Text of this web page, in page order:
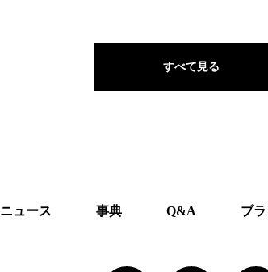
すべて見る
ニュース 事典 Q&A ブ